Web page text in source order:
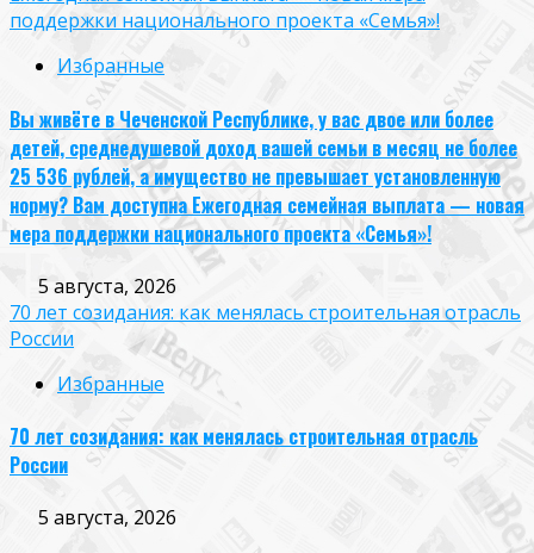
поддержки национального проекта «Семья»!
Избранные
Вы живёте в Чеченской Республике, у вас двое или более
детей, среднедушевой доход вашей семьи в месяц не более
25 536 рублей, а имущество не превышает установленную
норму? Вам доступна Ежегодная семейная выплата — новая
мера поддержки национального проекта «Семья»!
5 августа, 2026
70 лет созидания: как менялась строительная отрасль
России
Избранные
70 лет созидания: как менялась строительная отрасль
России
5 августа, 2026